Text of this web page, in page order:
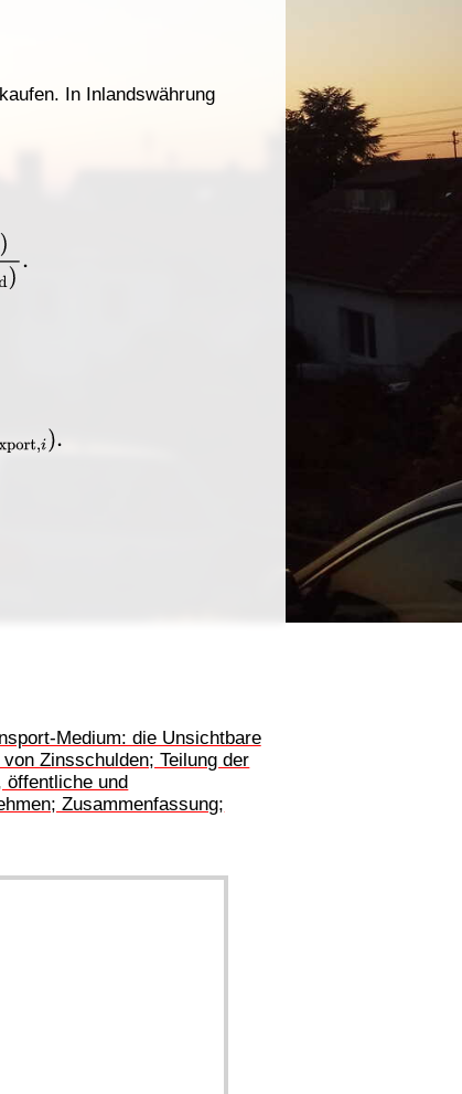
In Inlandswährung
Ausland
,i).
Medium: die Unsichtbare
Zinsschulden; Teilung der
öffentliche und
Zusammenfassung;